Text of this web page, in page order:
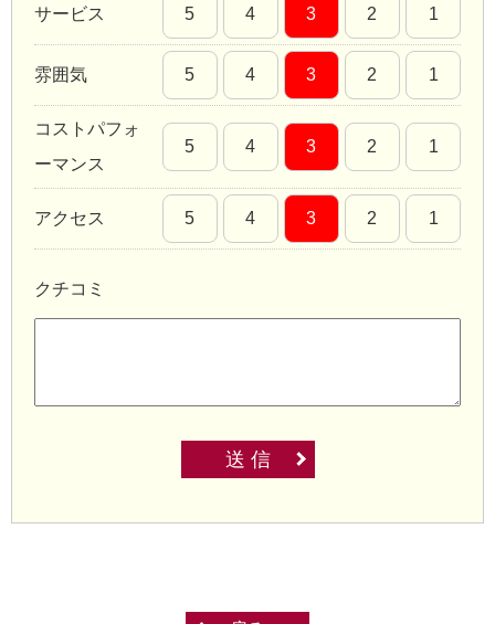
サービス 5 4 3 2 1
雰囲気 5 4 3 2 1
コストパフォ
ーマンス
5 4 3 2 1
アクセス 5 4 3 2 1
クチコミ
送 信